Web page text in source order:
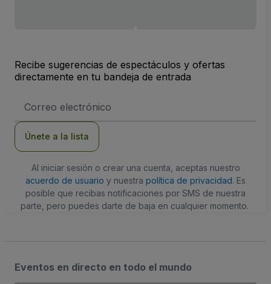
Recibe sugerencias de espectáculos y ofertas
directamente en tu bandeja de entrada
de
Únete a la lista
Al iniciar sesión o crear una cuenta, aceptas nuestro
acuerdo de usuario y nuestra política de privacidad. Es
posible que recibas notificaciones por SMS de nuestra
parte, pero puedes darte de baja en cualquier momento.
Eventos en directo en todo el mundo